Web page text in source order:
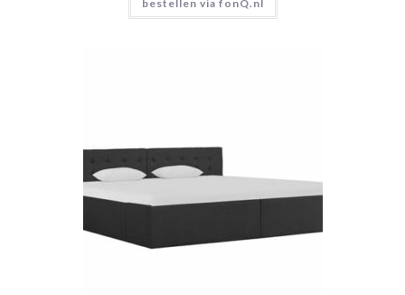
bestellen via fonQ.nl